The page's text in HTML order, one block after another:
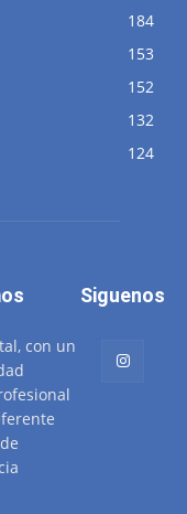
184
153
152
132
124
con un
Siguenos